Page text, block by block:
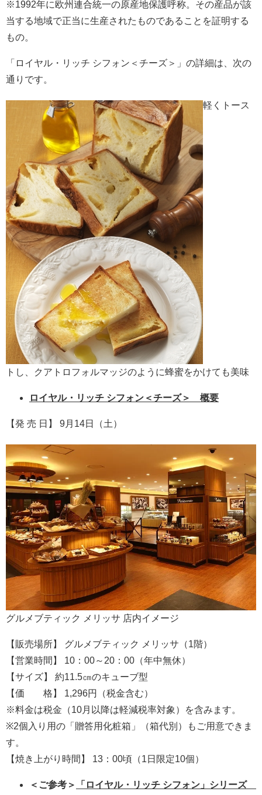
※1992年に欧州連合統一の原産地保護呼称。その産品が該
当する地域で正当に生産されたものであることを証明する
もの。
「ロイヤル・リッチ シフォン＜チーズ＞」の詳細は、次の
通りです。
軽くトース
トし、クアトロフォルマッジのように蜂蜜をかけても美味
ロイヤル・リッチ シフォン＜チーズ＞ 概要
【発 売 日】 9月14日（土）
グルメブティック メリッサ 店内イメージ
【販売場所】 グルメブティック メリッサ（1階）
【営業時間】 10：00～20：00（年中無休）
【サイズ】 約11.5㎝のキューブ型
【価 格】 1,296円（税金含む）
※料金は税金（10月以降は軽減税率対象）を含みます。
※2個入り用の「贈答用化粧箱」（箱代別）もご用意できま
す。
【焼き上がり時間】 13：00頃（1日限定10個）
＜ ご参考＞ 「 ロイヤル・リッチ シフォン 」シリーズ